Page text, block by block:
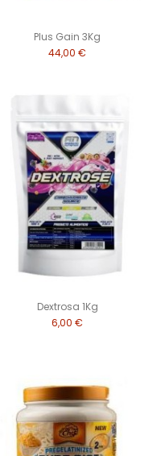
Plus Gain 3Kg
44,00 €
Dextrosa 1Kg
6,00 €